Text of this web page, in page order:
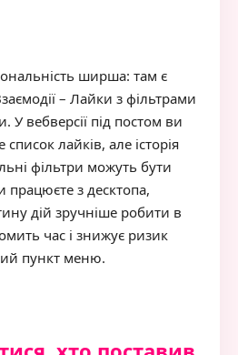
ширша: там є
– Лайки з фільтрами
У вебверсії під постом ви
список лайків, але історія
фільтри можуть бути
працюєте з десктопа,
дій зручніше робити в
час і знижує ризик
пункт меню.